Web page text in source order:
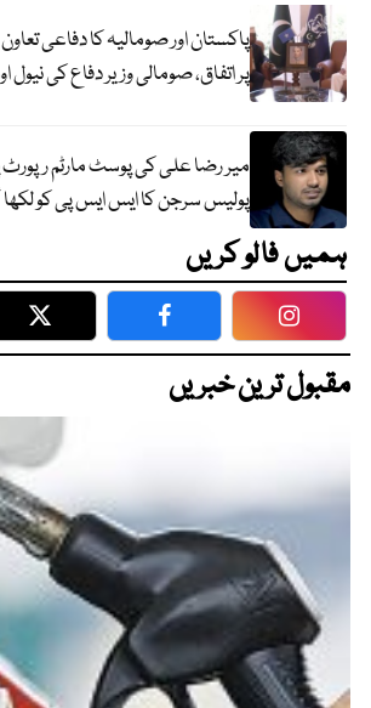
پاکستان اور صومالیہ کا دفاعی
پر اتفاق، صومالی وزیر دفاع کی نیول
میر رضا علی کی پوسٹ مارٹم
پولیس سرجن کا ایس ایس پی کو
ہمیں فالو کریں
Twitter Facebook
مقبول ترین خبریں